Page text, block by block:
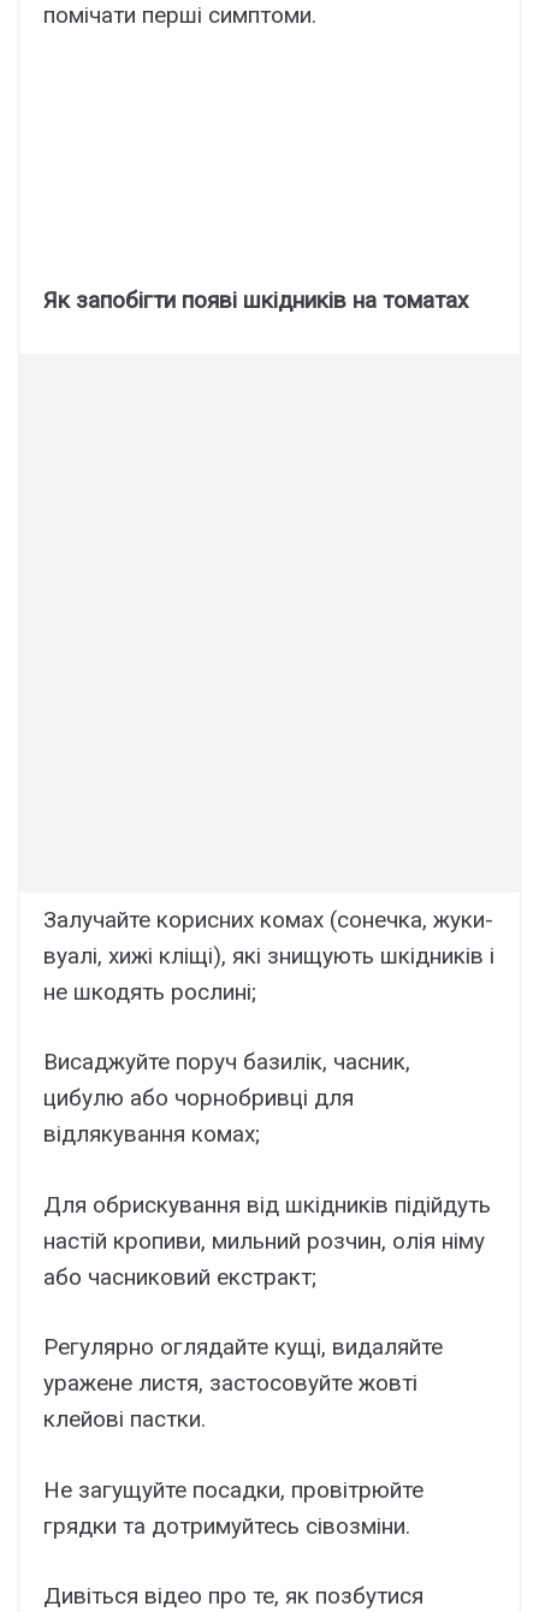
помічати перші симптоми.
Як запобігти появі шкідників на томатах
Залучайте корисних комах (сонечка, жуки-
вуалі, хижі кліщі), які знищують шкідників і
не шкодять рослині;
Висаджуйте поруч базилік, часник,
цибулю або чорнобривці для
відлякування комах;
Для обрискування від шкідників підійдуть
настій кропиви, мильний розчин, олія німу
або часниковий екстракт;
Регулярно оглядайте кущі, видаляйте
уражене листя, застосовуйте жовті
клейові пастки.
Не загущуйте посадки, провітрюйте
грядки та дотримуйтесь сівозміни.
Дивіться відео про те, як позбутися